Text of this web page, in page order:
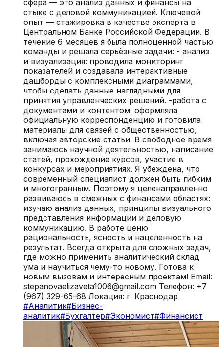
сфера — это анализ данных и финансы на
стыке с деловой коммуникацией. Ключевой
опыт — стажировка в качестве эксперта в
Центральном Банке Российской Федерации. В
течение 6 месяцев я была полноценной частью
команды и решала серьёзные задачи: - анализ
и визуализация: проводила мониторинг
показателей и создавала интерактивные
дашборды с комплексными диаграммами,
чтобы сделать данные наглядными для
принятия управленческих решений. -работа с
документами и контентом: оформляла
официальную корреспонденцию и готовила
материалы для связей с общественностью,
включая авторские статьи. В свободное время
занимаюсь научной деятельностью, написание
статей, прохождение курсов, участие в
конкурсах и мероприятиях. Я убеждена, что
современный специалист должен быть гибким
и многогранным. Поэтому я целенаправленно
развиваюсь в смежных с финансами областях:
изучаю анализ данных, принципы визуального
представления информации и деловую
коммуникацию. В работе ценю
рациональность, ясность и нацеленность на
результат. Всегда открыта для сложных задач,
где можно применить аналитический склад
ума и научиться чему-то новому. Готова к
новым вызовам и интересным проектам! Email:
stepanovaelizaveta1006@gmail.com Телефон: +7
(967) 329-65-68 Локация: г. Краснодар
#Аналитик#Бизнес-
аналитик#Бухгалтер#Экономист#Финансист